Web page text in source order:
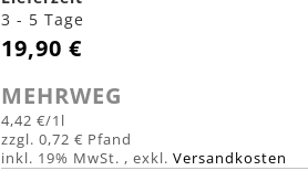
3 - 5 Tage
19,90 €
MEHRWEG
4,42 €/1l
0,72 €
inkl. 19% MwSt. ,exkl.Versandkosten